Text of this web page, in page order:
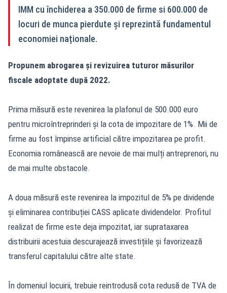
IMM cu închiderea a 350.000 de firme si 600.000 de
locuri de munca pierdute și reprezintă fundamentul
economiei naționale.
Propunem abrogarea și revizuirea tuturor măsurilor
fiscale adoptate după 2022.
Prima măsură este revenirea la plafonul de 500.000 euro
pentru microîntreprinderi și la cota de impozitare de 1%. Mii de
firme au fost împinse artificial către impozitarea pe profit.
Economia românească are nevoie de mai mulți antreprenori, nu
de mai multe obstacole.
A doua măsură este revenirea la impozitul de 5% pe dividende
și eliminarea contribuției CASS aplicate dividendelor. Profitul
realizat de firme este deja impozitat, iar suprataxarea
distribuirii acestuia descurajează investițiile și favorizează
transferul capitalului către alte state.
În domeniul locuirii, trebuie reintrodusă cota redusă de TVA de